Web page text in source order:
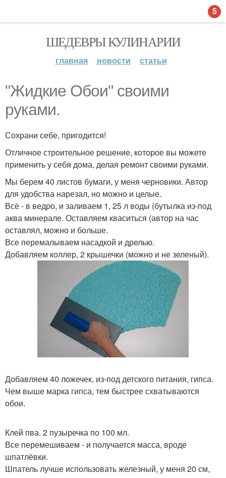
ШЕДЕВРЫ КУЛИНАРИИ
главная новости статьи
"Жидкие Обои" своими
руками.
Сохрани себе, пригодится!
Отличное строительное решение, которое вы можете
применить у себя дома, делая ремонт своими руками.
Мы берем 40 листов бумаги, у меня черновики. Автор
для удобства нарезал, но можно и целые.
Всё - в ведро, и заливаем 1, 25 л воды (бутылка из-под
аква минерале. Оставляем кваситься (автор на час
оставлял, можно и больше.
Все перемалываем насадкой и дрелью.
Добавляем коллер, 2 крышечки (можно и не зеленый).
Добавляем 40 ложечек, из-под детского питания, гипса.
Чем выше марка гипса, тем быстрее схватываются
обои.
Клей пва. 2 пузыречка по 100 мл.
Все перемешиваем - и получается масса, вроде
шпатлёвки.
Шпатель лучше использовать железный, у меня 20 см,
5